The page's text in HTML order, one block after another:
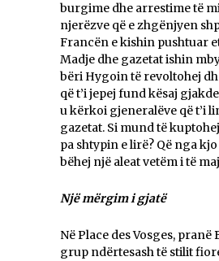
burgime dhe arrestime të
njerëzve që e zhgënjyen
Francën e kishin pushtuar
Madje dhe gazetat ishin
bëri Hygoin të revoltohej
që t’i jepej fund kësaj
u kërkoi gjeneralëve që t’i
gazetat. Si mund të
pa shtypin e lirë? Që nga
bëhej një aleat vetëm i të
Një mërgim i gjatë
Në Place des Vosges, pranë
grup ndërtesash të stilit